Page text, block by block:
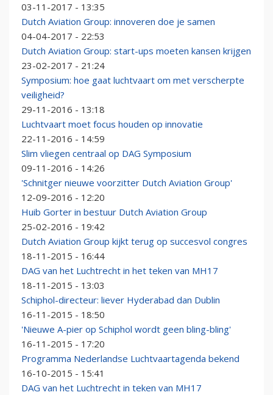
03-11-2017 - 13:35
Dutch Aviation Group: innoveren doe je samen
04-04-2017 - 22:53
Dutch Aviation Group: start-ups moeten kansen krijgen
23-02-2017 - 21:24
Symposium: hoe gaat luchtvaart om met verscherpte
veiligheid?
29-11-2016 - 13:18
Luchtvaart moet focus houden op innovatie
22-11-2016 - 14:59
Slim vliegen centraal op DAG Symposium
09-11-2016 - 14:26
'Schnitger nieuwe voorzitter Dutch Aviation Group'
12-09-2016 - 12:20
Huib Gorter in bestuur Dutch Aviation Group
25-02-2016 - 19:42
Dutch Aviation Group kijkt terug op succesvol congres
18-11-2015 - 16:44
DAG van het Luchtrecht in het teken van MH17
18-11-2015 - 13:03
Schiphol-directeur: liever Hyderabad dan Dublin
16-11-2015 - 18:50
'Nieuwe A-pier op Schiphol wordt geen bling-bling'
16-11-2015 - 17:20
Programma Nederlandse Luchtvaartagenda bekend
16-10-2015 - 15:41
DAG van het Luchtrecht in teken van MH17